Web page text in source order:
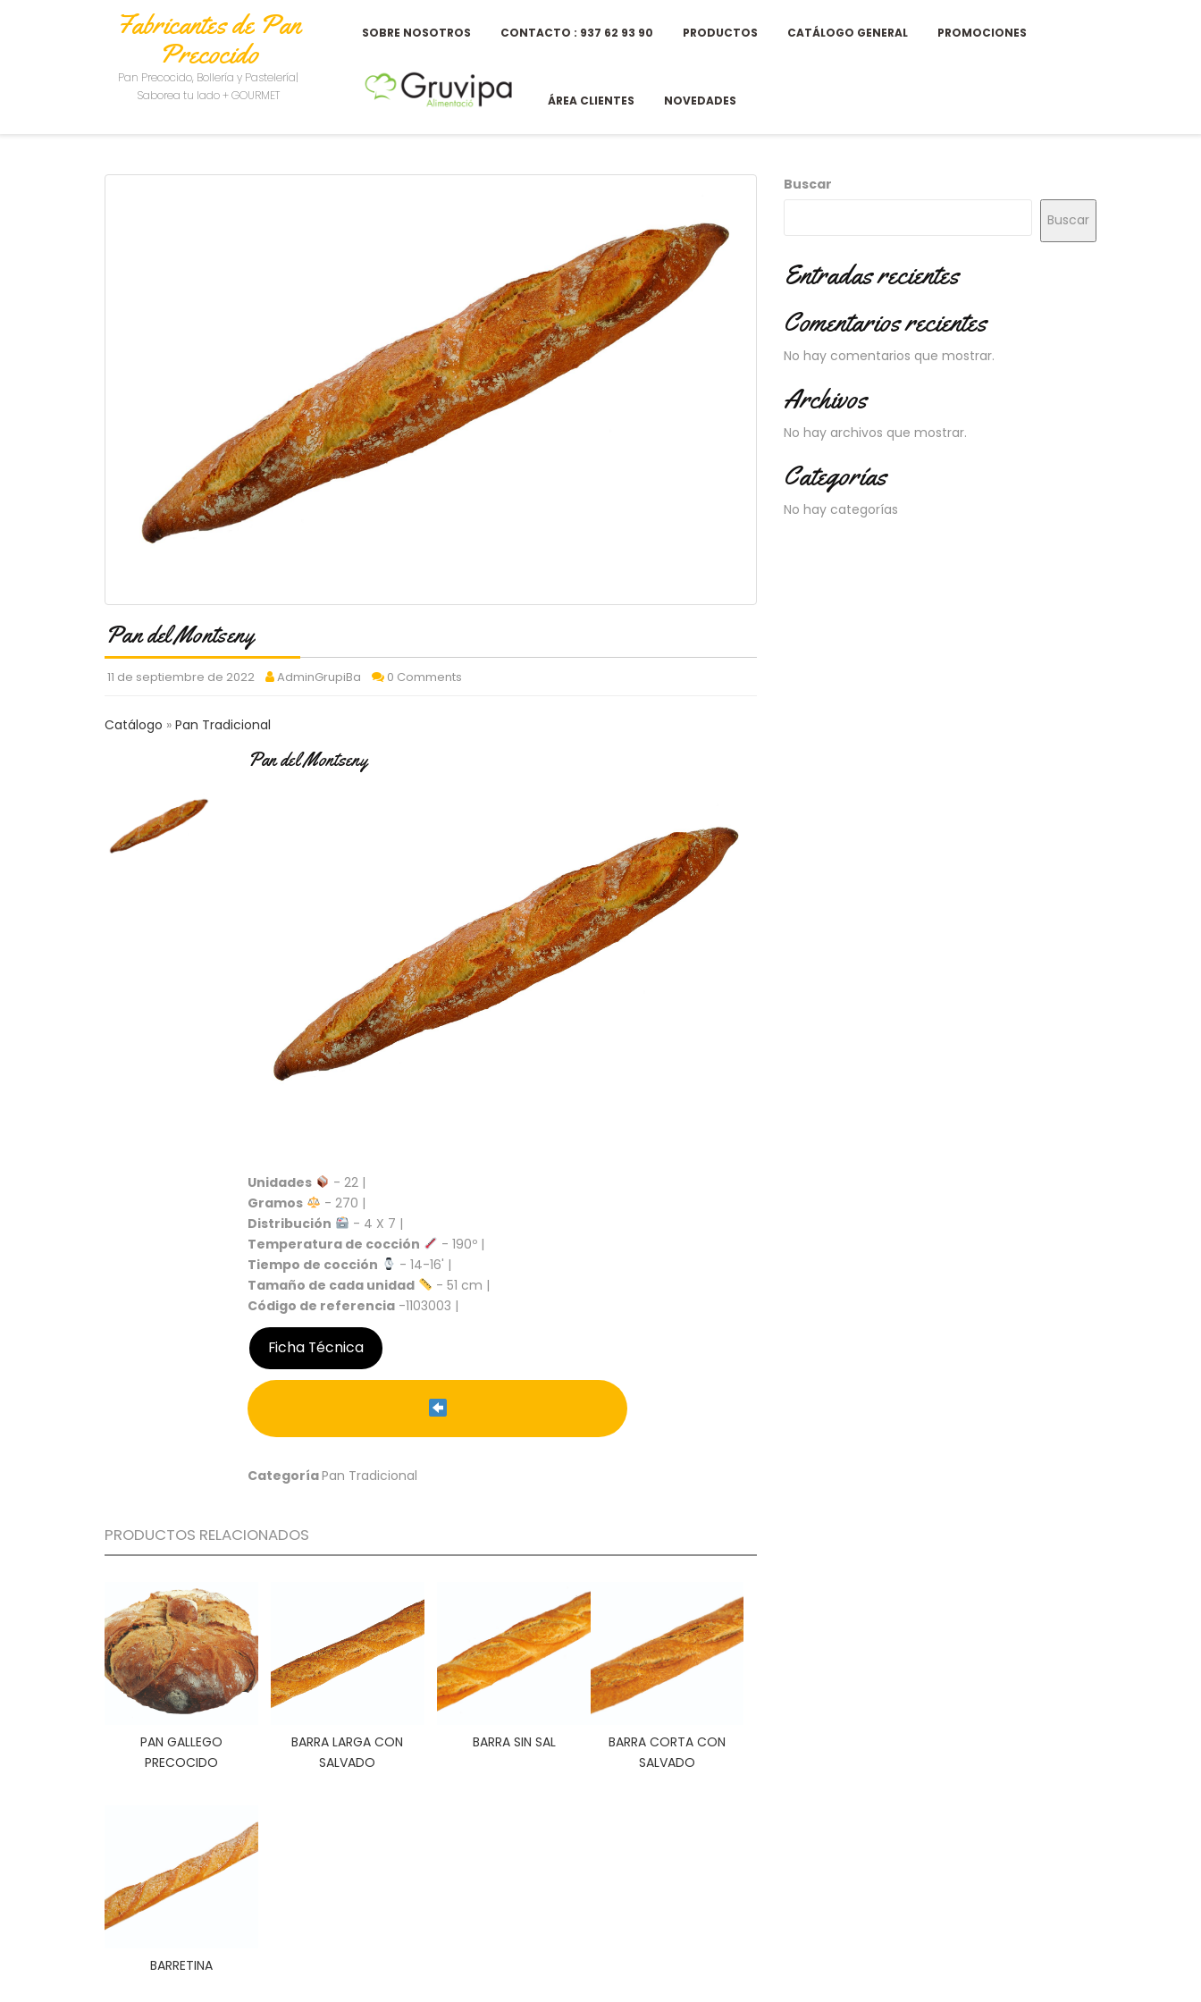
Fabricantes de Pan
Precocido
Pan Precocido, Bollería y Pastelería|
Saborea tu lado + GOURMET
SOBRE NOSOTROS CONTACTO : 937 62 93 90 PRODUCTOS CATÁLOGO GENERAL PROMOCIONES
ÁREA CLIENTES NOVEDADES
Pan del Montseny
11 de septiembre de 2022 AdminGrupiBa 0 Comments
Catálogo Pan Tradicional
Pan del Montseny
Unidades
- 22 |
Gramos
- 270 |
Distribución
- 4 X 7 |
Temperatura de cocción
- 190º |
Tiempo de cocción
- 14-16' |
Tamaño de cada unidad
- 51 cm |
Código de referencia -1103003 |
Ficha Técnica
CategoríaPan Tradicional
PRODUCTOS RELACIONADOS
PAN GALLEGO
PRECOCIDO
BARRA LARGA CON
SALVADO
BARRA SIN SAL
BARRA CORTA CON
SALVADO
BARRETINA
Buscar
Buscar
Entradas recientes
Comentarios recientes
No hay comentarios que mostrar.
Archivos
No hay archivos que mostrar.
Categorías
No hay categorías